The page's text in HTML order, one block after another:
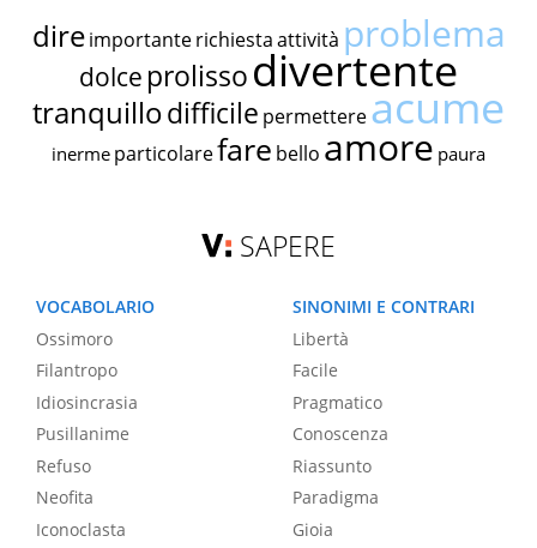
dire importante richiestaattività problema
dolce prolissodivertente
tranquillodifficile permettereacume
inerme particolarefare bello amore paura
SAPERE
VOCABOLARIO
Ossimoro
Filantropo
Idiosincrasia
Pusillanime
Refuso
Neofita
Iconoclasta
SINONIMI E CONTRARI
Libertà
Facile
Pragmatico
Conoscenza
Riassunto
Paradigma
Gioia